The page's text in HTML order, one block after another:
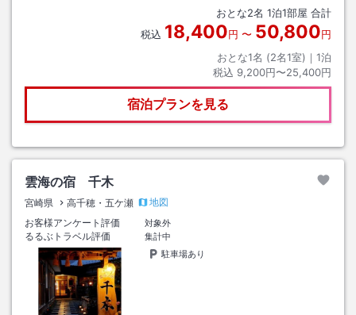
おとな2名 1泊1部屋 合計
税込 18,400円 〜 50,800円
おとな1名 (2名1室)｜ 1泊
税込 9,200円〜25,400円
宿泊プランを見る
雲海の宿 千木
宮崎県 高千穂・五ケ瀬
地図
お客様アンケート評価
対象外
るるぶトラベル評価
集計中
駐車場あり